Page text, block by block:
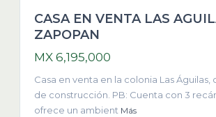
CASA EN VENTA LAS
ZAPOPAN
MX 6,195,000
Casa en venta en la colonia Las Águilas,
de construcción. PB: Cuenta con 3
ofrece un ambient Más